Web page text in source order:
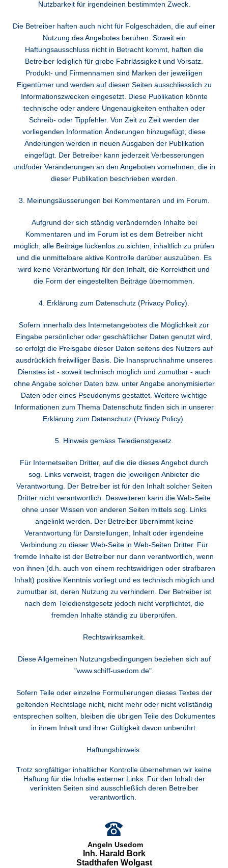
Nutzbarkeit für irgendeinen bestimmten Zweck.
Die Betreiber haften auch nicht für Folgeschäden, die auf einer
Nutzung des Angebotes beruhen. Soweit ein
Haftungsausschluss nicht in Betracht kommt, haften die
Betreiber lediglich für grobe Fahrlässigkeit und Vorsatz.
Produkt- und Firmennamen sind Marken der jeweiligen
Eigentümer und werden auf diesen Seiten ausschliesslich zu
Informationszwecken eingesetzt. Diese Publikation könnte
technische oder andere Ungenauigkeiten enthalten oder
Schreib- oder Tippfehler. Von Zeit zu Zeit werden der
vorliegenden Information Änderungen hinzugefügt; diese
Änderungen werden in neuen Ausgaben der Publikation
eingefügt. Der Betreiber kann jederzeit Verbesserungen
und/oder Veränderungen an den Angeboten vornehmen, die in
dieser Publikation beschrieben werden.
3. Meinungsäusserungen bei Kommentaren und im Forum.
Aufgrund der sich ständig verändernden Inhalte bei
Kommentaren und im Forum ist es dem Betreiber nicht
möglich, alle Beiträge lückenlos zu sichten, inhaltlich zu prüfen
und die unmittelbare aktive Kontrolle darüber auszuüben. Es
wird keine Verantwortung für den Inhalt, die Korrektheit und
die Form der eingestellten Beiträge übernommen.
4. Erklärung zum Datenschutz (Privacy Policy).
Sofern innerhalb des Internetangebotes die Möglichkeit zur
Eingabe persönlicher oder geschäftlicher Daten genutzt wird,
so erfolgt die Preisgabe dieser Daten seitens des Nutzers auf
ausdrücklich freiwilliger Basis. Die Inanspruchnahme unseres
Dienstes ist - soweit technisch möglich und zumutbar - auch
ohne Angabe solcher Daten bzw. unter Angabe anonymisierter
Daten oder eines Pseudonyms gestattet. Weitere wichtige
Informationen zum Thema Datenschutz finden sich in unserer
Erklärung zum Datenschutz (Privacy Policy).
5. Hinweis gemäss Teledienstgesetz.
Für Internetseiten Dritter, auf die die dieses Angebot durch
sog. Links verweist, tragen die jeweiligen Anbieter die
Verantwortung. Der Betreiber ist für den Inhalt solcher Seiten
Dritter nicht verantwortlich. Desweiteren kann die Web-Seite
ohne unser Wissen von anderen Seiten mittels sog. Links
angelinkt werden. Der Betreiber übernimmt keine
Verantwortung für Darstellungen, Inhalt oder irgendeine
Verbindung zu dieser Web-Seite in Web-Seiten Dritter. Für
fremde Inhalte ist der Betreiber nur dann verantwortlich, wenn
von ihnen (d.h. auch von einem rechtswidrigen oder strafbaren
Inhalt) positive Kenntnis vorliegt und es technisch möglich und
zumutbar ist, deren Nutzung zu verhindern. Der Betreiber ist
nach dem Teledienstgesetz jedoch nicht verpflichtet, die
fremden Inhalte ständig zu überprüfen.
Rechtswirksamkeit.
Diese Allgemeinen Nutzungsbedingungen beziehen sich auf
"www.schiff-usedom.de".
Sofern Teile oder einzelne Formulierungen dieses Textes der
geltenden Rechtslage nicht, nicht mehr oder nicht vollständig
entsprechen sollten, bleiben die übrigen Teile des Dokumentes
in ihrem Inhalt und ihrer Gültigkeit davon unberührt.
Haftungshinweis.
Trotz sorgfältiger inhaltlicher Kontrolle übernehmen wir keine
Haftung für die Inhalte externer Links. Für den Inhalt der
verlinkten Seiten sind ausschließlich deren Betreiber
verantwortlich.
Angeln Usedom
Inh. Harald Bork
Stadthafen Wolgast